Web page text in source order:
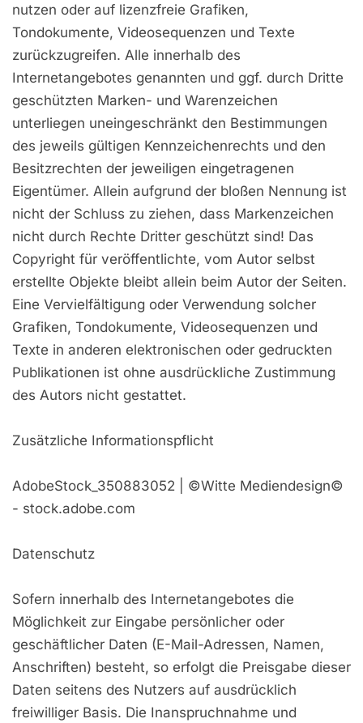
nutzen oder auf lizenzfreie Grafiken,
Tondokumente, Videosequenzen und Texte
zurückzugreifen. Alle innerhalb des
Internetangebotes genannten und ggf. durch Dritte
geschützten Marken- und Warenzeichen
unterliegen uneingeschränkt den Bestimmungen
des jeweils gültigen Kennzeichenrechts und den
Besitzrechten der jeweiligen eingetragenen
Eigentümer. Allein aufgrund der bloßen Nennung ist
nicht der Schluss zu ziehen, dass Markenzeichen
nicht durch Rechte Dritter geschützt sind! Das
Copyright für veröffentlichte, vom Autor selbst
erstellte Objekte bleibt allein beim Autor der Seiten.
Eine Vervielfältigung oder Verwendung solcher
Grafiken, Tondokumente, Videosequenzen und
Texte in anderen elektronischen oder gedruckten
Publikationen ist ohne ausdrückliche Zustimmung
des Autors nicht gestattet.
Zusätzliche Informationspflicht
AdobeStock_350883052 | ©Witte Mediendesign©
- stock.adobe.com
Datenschutz
Sofern innerhalb des Internetangebotes die
Möglichkeit zur Eingabe persönlicher oder
geschäftlicher Daten (E-Mail-Adressen, Namen,
Anschriften) besteht, so erfolgt die Preisgabe dieser
Daten seitens des Nutzers auf ausdrücklich
freiwilliger Basis. Die Inanspruchnahme und